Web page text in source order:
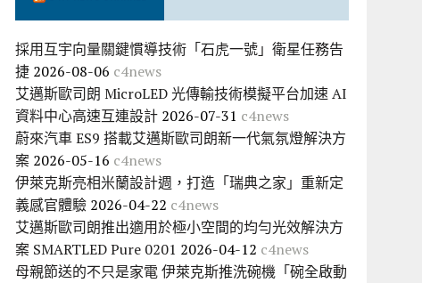
採用互宇向量關鍵慣導技術「石虎一號」衛星任務告
捷 2026-08-06 c4news
艾邁斯歐司朗 MicroLED 光傳輸技術模擬平台加速 AI
資料中心高速互連設計 2026-07-31 c4news
蔚來汽車 ES9 搭載艾邁斯歐司朗新一代氣氛燈解決方
案 2026-05-16 c4news
伊萊克斯亮相米蘭設計週，打造「瑞典之家」重新定
義感官體驗 2026-04-22 c4news
艾邁斯歐司朗推出適用於極小空間的均勻光效解決方
案 SMARTLED Pure 0201 2026-04-12 c4news
母親節送的不只是家電 伊萊克斯推洗碗機「碗全啟動